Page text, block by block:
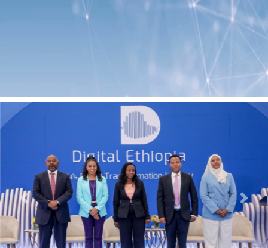
Previous Next